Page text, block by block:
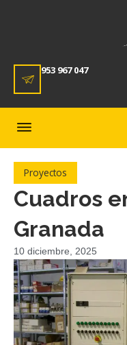
953 967 047
Proyectos
Cuadros
Granada
10 diciembre, 2025